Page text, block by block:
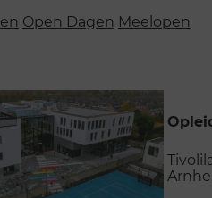
Open Dagen Meelopen
Naar